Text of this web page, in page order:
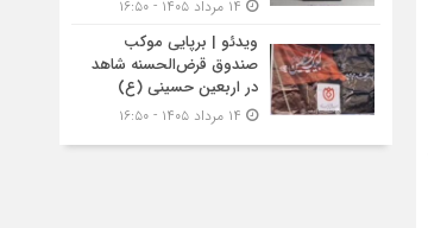
ویدئو | برپایی موکب
صندوق قرض‌الحسنه شاهد
در اربعین حسینی (ع)